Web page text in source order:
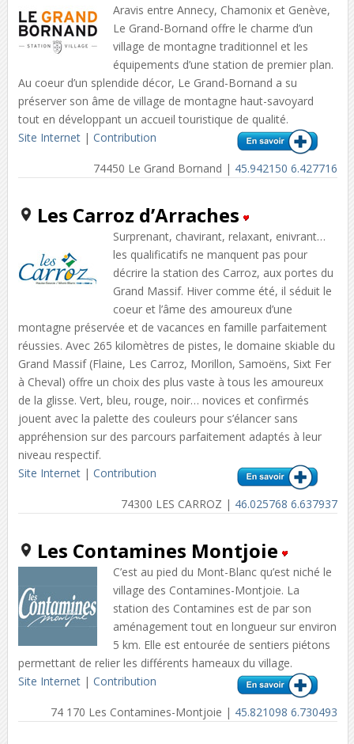
Aravis entre Annecy, Chamonix et Genève,
Le Grand-Bornand offre le charme d’un
village de montagne traditionnel et les
équipements d’une station de premier plan.
Au coeur d’un splendide décor, Le Grand-Bornand a su
préserver son âme de village de montagne haut-savoyard
tout en développant un accueil touristique de qualité.
Site Internet| Contribution
74450 Le Grand Bornand | 45.942150 6.427716
Les Carroz d’Arraches
Surprenant, chavirant, relaxant, enivrant…
les qualificatifs ne manquent pas pour
décrire la station des Carroz, aux portes du
Grand Massif. Hiver comme été, il séduit le
coeur et l’âme des amoureux d’une
montagne préservée et de vacances en famille parfaitement
réussies. Avec 265 kilomètres de pistes, le domaine skiable du
Grand Massif (Flaine, Les Carroz, Morillon, Samoëns, Sixt Fer
à Cheval) offre un choix des plus vaste à tous les amoureux
de la glisse. Vert, bleu, rouge, noir… novices et confirmés
jouent avec la palette des couleurs pour s’élancer sans
appréhension sur des parcours parfaitement adaptés à leur
niveau respectif.
Site Internet| Contribution
74300 LES CARROZ | 46.025768 6.637937
Les Contamines Montjoie
C’est au pied du Mont-Blanc qu’est niché le
village des Contamines-Montjoie. La
station des Contamines est de par son
aménagement tout en longueur sur environ
5 km. Elle est entourée de sentiers piétons
permettant de relier les différents hameaux du village.
Site Internet| Contribution
74 170 Les Contamines-Montjoie | 45.821098 6.730493